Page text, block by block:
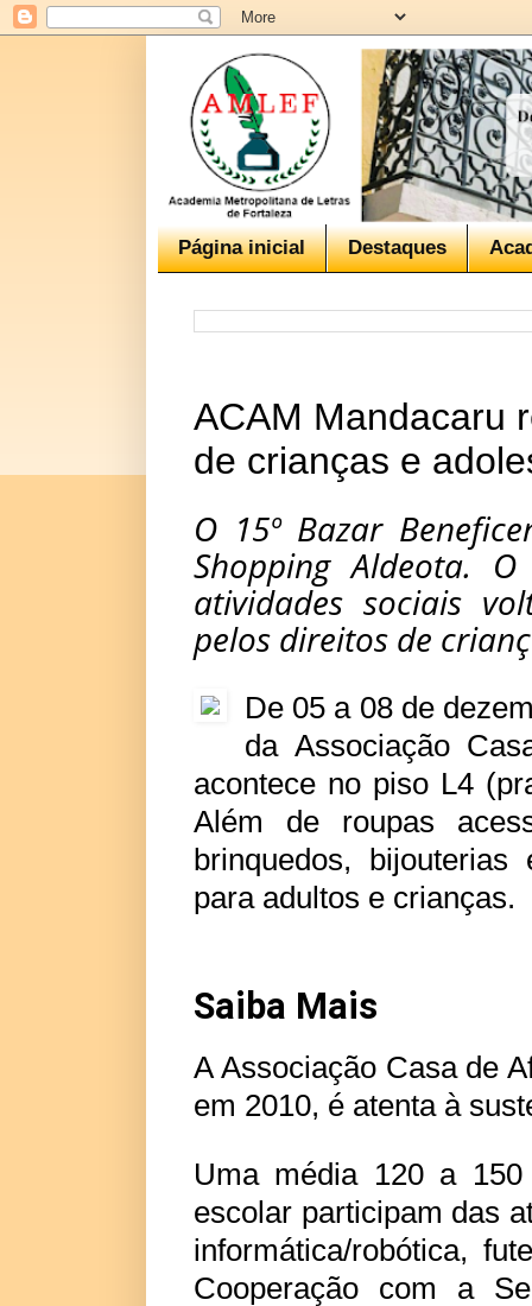
Página inicial Destaques
ACAM Mandacaru
de crianças e
O 15º Bazar
Shopping Aldeota.
atividades sociais
pelos direitos de
De 05 a 08 de
da Associação
acontece no piso L4
Além de roupas
brinquedos,
para adultos e crianças.
Saiba Mais
A Associação Casa de
em 2010, é atenta à
Uma média 120 a
escolar participam das
informática/robótica,
Cooperação com a